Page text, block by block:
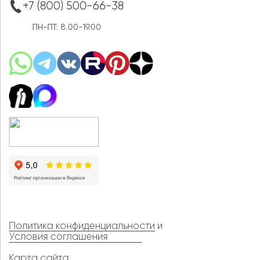
+7 (800) 500-66-38
ПН-ПТ: 8.00-19.00
Политика конфиденциальности и
Условия соглашения